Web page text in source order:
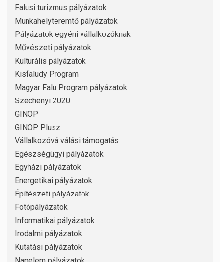
Falusi turizmus pályázatok
Munkahelyteremtő pályázatok
Pályázatok egyéni vállalkozóknak
Művészeti pályázatok
Kulturális pályázatok
Kisfaludy Program
Magyar Falu Program pályázatok
Széchenyi 2020
GINOP
GINOP Plusz
Vállalkozóvá válási támogatás
Egészségügyi pályázatok
Egyházi pályázatok
Energetikai pályázatok
Építészeti pályázatok
Fotópályázatok
Informatikai pályázatok
Irodalmi pályázatok
Kutatási pályázatok